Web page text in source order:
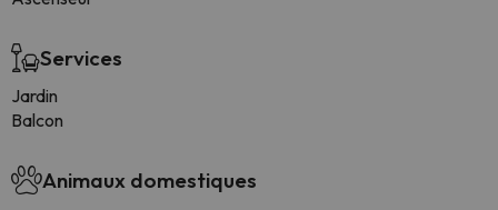
Services
Jardin
Balcon
Animaux domestiques